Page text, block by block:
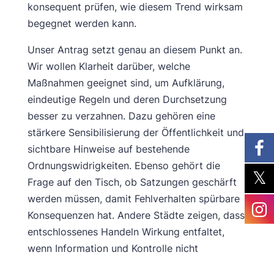
konsequent prüfen, wie diesem Trend wirksam
begegnet werden kann.
Unser Antrag setzt genau an diesem Punkt an.
Wir wollen Klarheit darüber, welche
Maßnahmen geeignet sind, um Aufklärung,
eindeutige Regeln und deren Durchsetzung
besser zu verzahnen. Dazu gehören eine
stärkere Sensibilisierung der Öffentlichkeit und
sichtbare Hinweise auf bestehende
Ordnungswidrigkeiten. Ebenso gehört die
Frage auf den Tisch, ob Satzungen geschärft
werden müssen, damit Fehlverhalten spürbare
Konsequenzen hat. Andere Städte zeigen, dass
entschlossenes Handeln Wirkung entfaltet,
wenn Information und Kontrolle nicht